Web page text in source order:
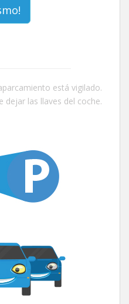
está vigilado.
dejar las llaves del coche.